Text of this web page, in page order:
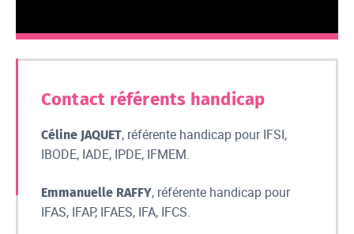
Contact référents handicap
Céline JAQUET, référente handicap pour IFSI,
IBODE, IADE, IPDE, IFMEM.
Emmanuelle RAFFY, référente handicap pour
IFAS, IFAP, IFAES, IFA, IFCS.